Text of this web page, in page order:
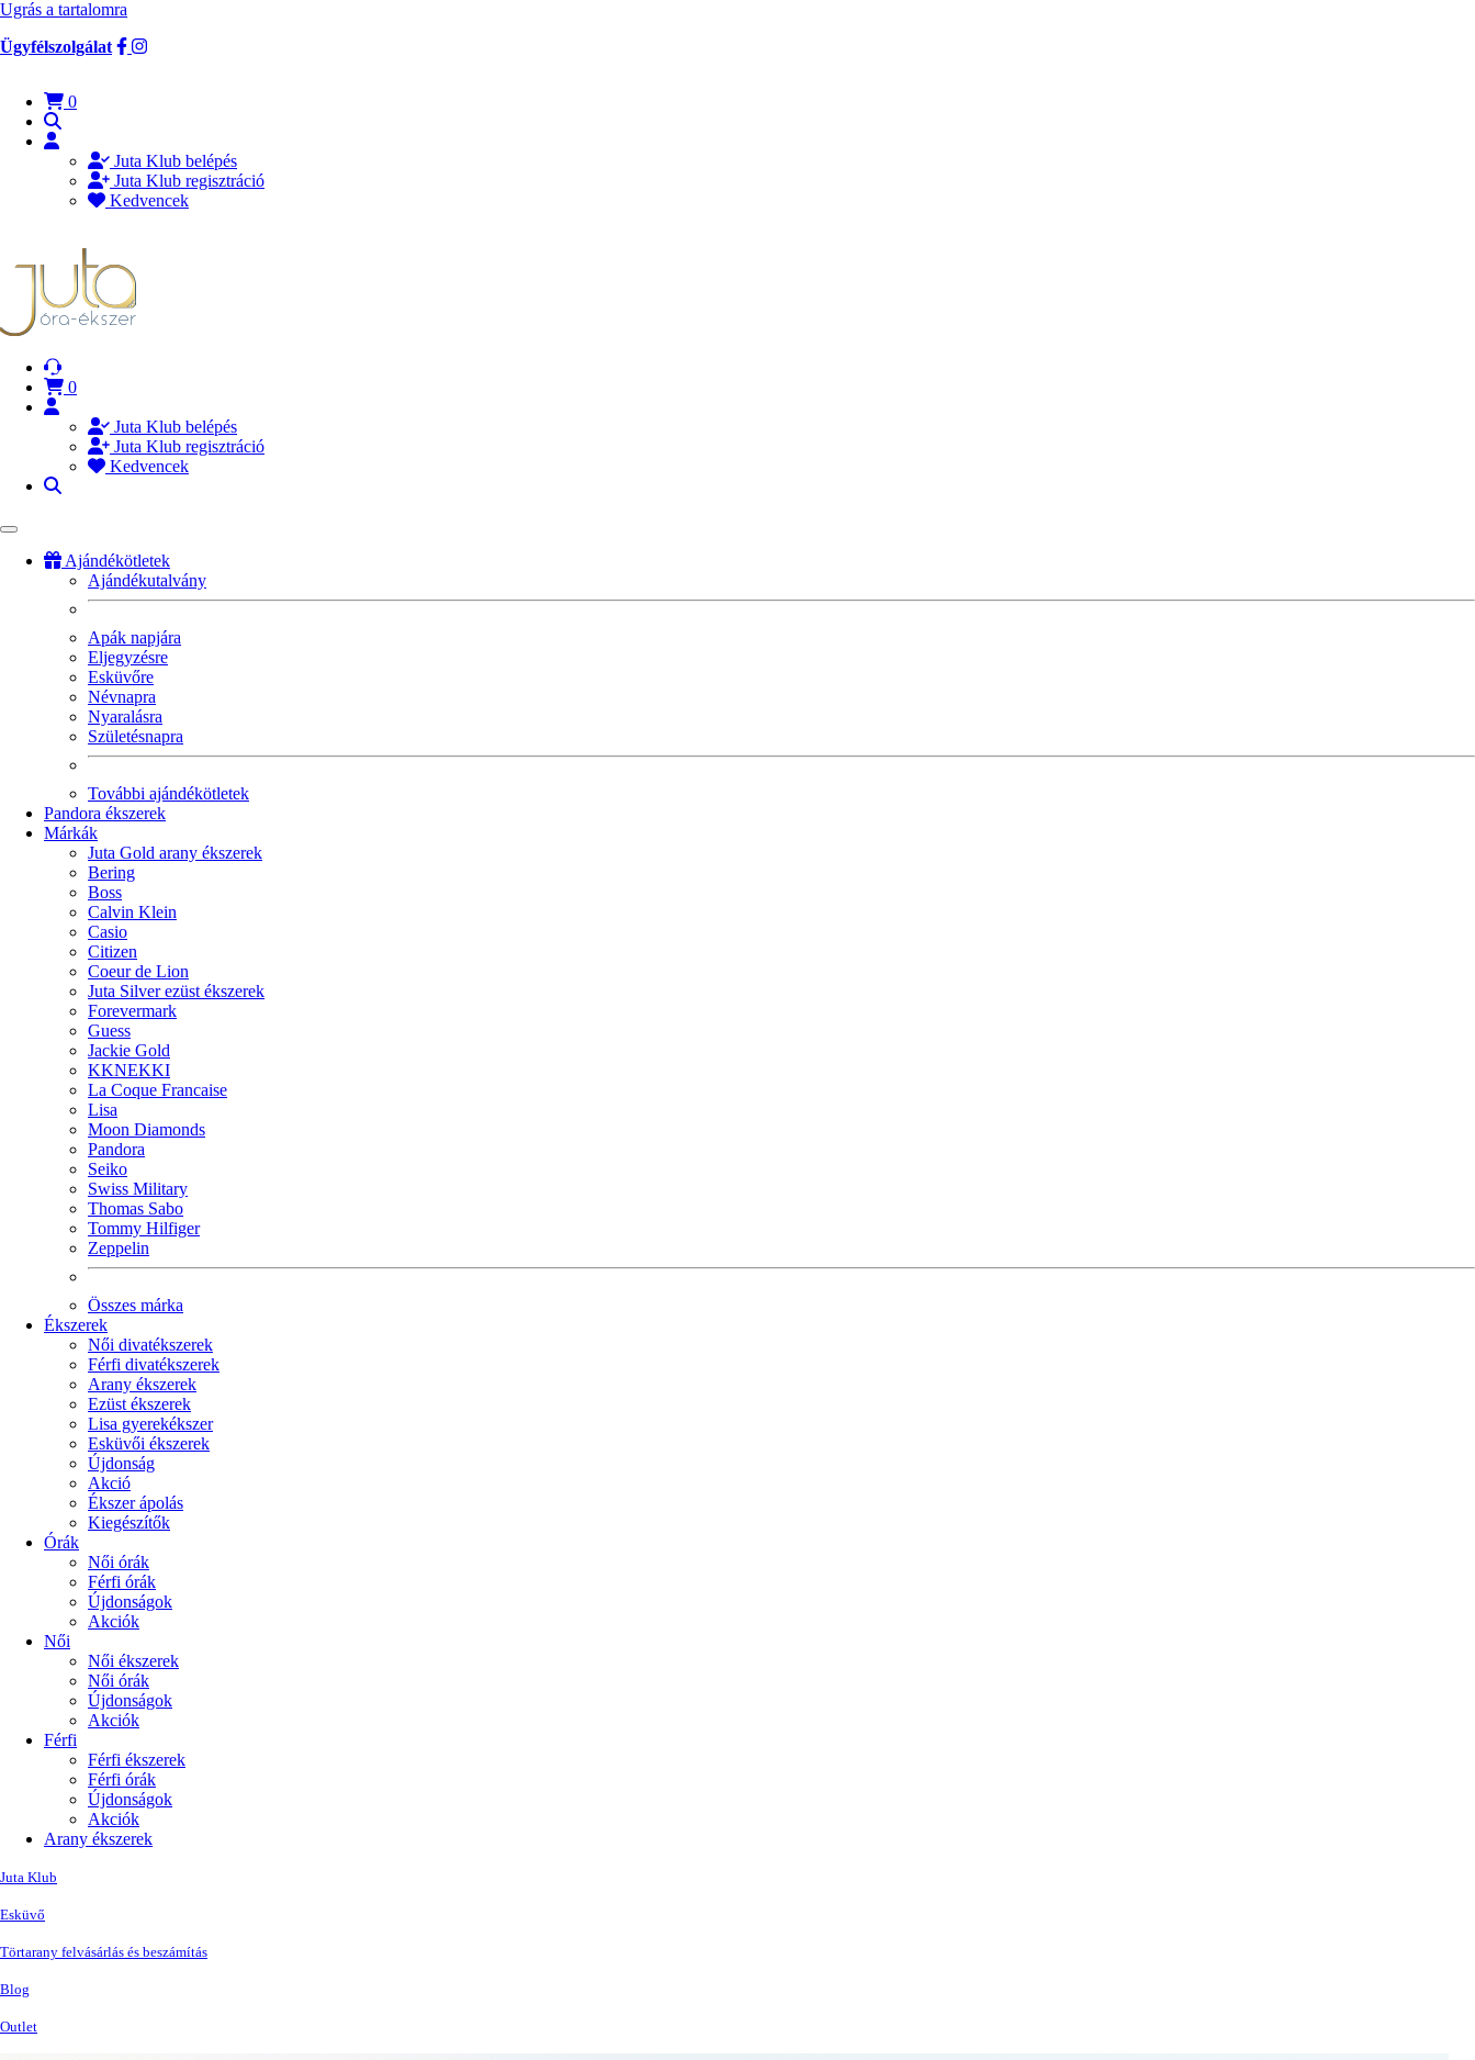
Ugrás a tartalomra
Ügyfélszolgálat
0
Juta Klub belépés
Juta Klub regisztráció
Kedvencek
0
Juta Klub belépés
Juta Klub regisztráció
Kedvencek
Ajándékötletek
Ajándékutalvány
Apák napjára
Eljegyzésre
Esküvőre
Névnapra
Nyaralásra
Születésnapra
További ajándékötletek
Pandora ékszerek
Márkák
Juta Gold arany ékszerek
Bering
Boss
Calvin Klein
Casio
Citizen
Coeur de Lion
Juta Silver ezüst ékszerek
Forevermark
Guess
Jackie Gold
KKNEKKI
La Coque Francaise
Lisa
Moon Diamonds
Pandora
Seiko
Swiss Military
Thomas Sabo
Tommy Hilfiger
Zeppelin
Összes márka
Ékszerek
Női divatékszerek
Férfi divatékszerek
Arany ékszerek
Ezüst ékszerek
Lisa gyerekékszer
Esküvői ékszerek
Újdonság
Akció
Ékszer ápolás
Kiegészítők
Órák
Női órák
Férfi órák
Újdonságok
Akciók
Női
Női ékszerek
Női órák
Újdonságok
Akciók
Férfi
Férfi ékszerek
Férfi órák
Újdonságok
Akciók
Arany ékszerek
Juta Klub
Esküvő
Törtarany felvásárlás és beszámítás
Blog
Outlet